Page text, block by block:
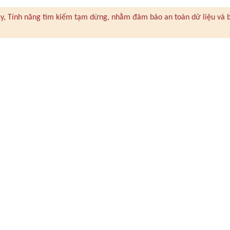
Tính năng tìm kiếm tạm dừng, nhằm đảm bảo an toàn dữ liệu và